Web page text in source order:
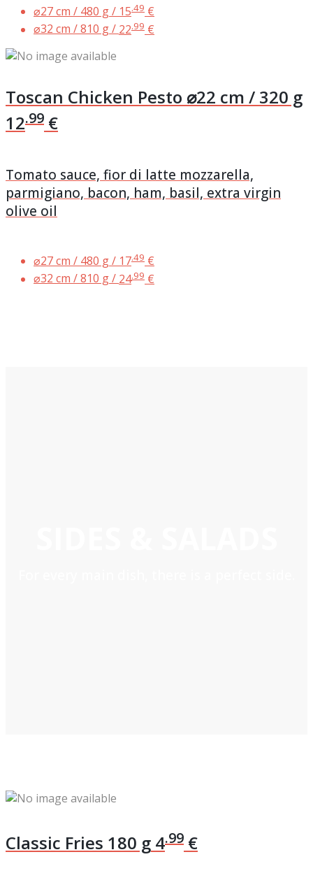
⌀27 cm / 480 g / 15.49 €
⌀32 cm / 810 g / 22.99 €
Toscan Chicken Pesto ⌀22 cm / 320 g
12.99 €
Tomato sauce, fior di latte mozzarella,
parmigiano, bacon, ham, basil, extra virgin
olive oil
⌀27 cm / 480 g / 17.49 €
⌀32 cm / 810 g / 24.99 €
Classic Fries 180 g 4.99 €